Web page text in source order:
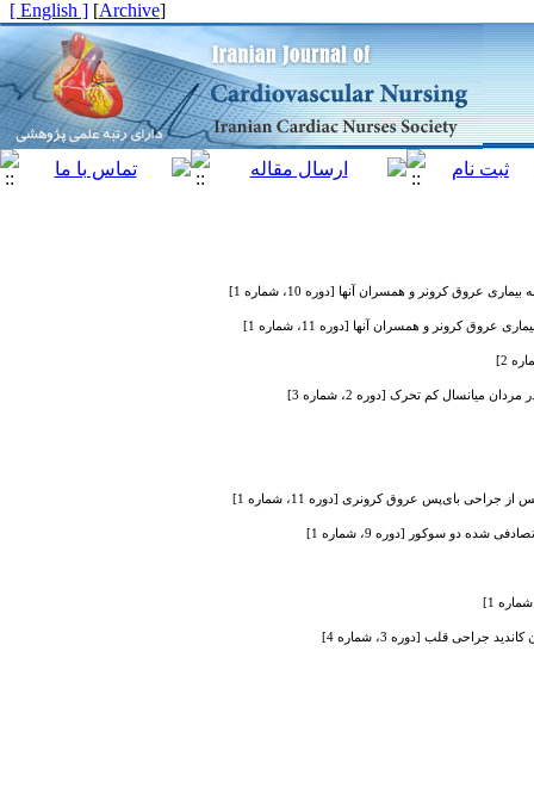
[
Archive
]
[ English ]
کرونر و همسران آنها [دوره 10، شماره 1]
کرونر و همسران آنها [دوره 11، شماره 1]
بای‌پس عروق کرونری [دوره 11، شماره 1]
دو سوکور [دوره 9، شماره 1]
قلب [دوره 3، شماره 4]